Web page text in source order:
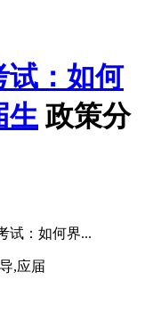
试：如何
生 政策分
试：如何界...
,应届